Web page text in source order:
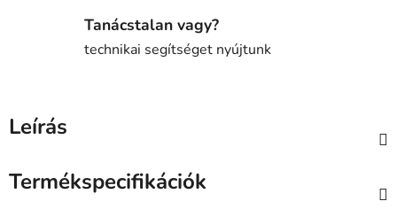
Tanácstalan vagy?
technikai segítséget nyújtunk
Leírás
Termékspecifikációk